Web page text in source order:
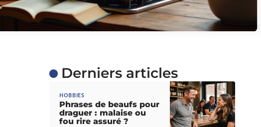
Derniers articles
HOBBIES
Phrases de beaufs pour
draguer : malaise ou
fou rire assuré ?